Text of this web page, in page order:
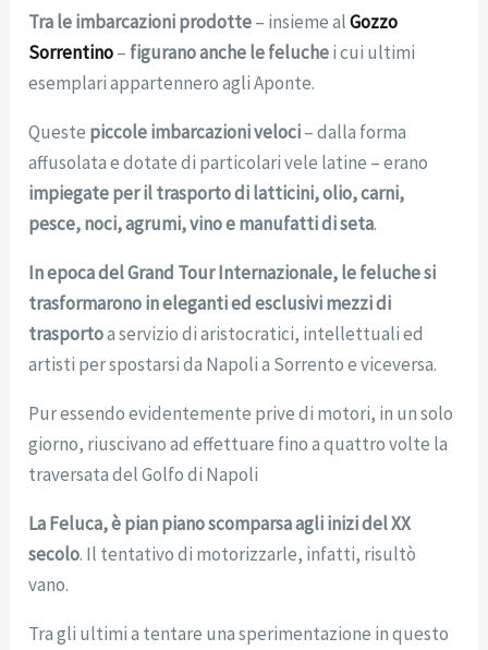
Tra le imbarcazioni prodotte– insieme alGozzo
Sorrentino– figurano anche le feluchei cui ultimi
esemplari appartennero agli Aponte.
Queste piccole imbarcazioni veloci– dalla forma
affusolata e dotate di particolari vele latine – erano
impiegate per il trasporto di latticini, olio, carni,
pesce, noci, agrumi, vino e manufatti di seta.
In epoca del Grand Tour Internazionale, le feluche si
trasformarono in eleganti ed esclusivi mezzi di
trasportoa servizio di aristocratici, intellettuali ed
artisti per spostarsi da Napoli a Sorrento e viceversa.
Pur essendo evidentemente prive di motori, in un solo
giorno, riuscivano ad effettuare fino a quattro volte la
traversata del Golfo di Napoli
La Feluca, è pian piano scomparsa agli inizi del XX
secolo. Il tentativo di motorizzarle, infatti, risultò
vano.
Tra gli ultimi a tentare una sperimentazione in questo